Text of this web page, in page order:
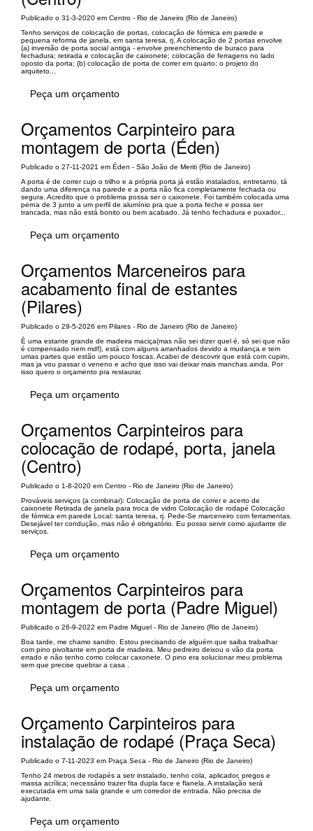
Publicado o 31-3-2020 em Centro - Rio de Janeiro (Rio de Janeiro)
Tenho serviços de colocação de portas, colocação de fórmica em parede e
pequena reforma de janela, em santa teresa, rj. A colocação de 2 portas envolve
(a) inversão de porta social antiga - envolve preenchimento de buraco para
fechadura; retirada e colocação de caixonete; colocação de ferragens no lado
oposto da porta; (b) colocação de porta de correr em quarto; o projeto do
arquiteto...
Peça um orçamento
Orçamentos Carpinteiro para
montagem de porta (Éden)
Publicado o 27-11-2021 em Éden - São João de Meriti (Rio de Janeiro)
A porta é de correr cujo o trilho e a própria porta já estão instalados, entretanto, tá
dando uma diferença na parede e a porta não fica completamente fechada ou
segura. Acredito que o problema possa ser o caixonete. Foi também colocada uma
perna de 3 junto a um perfil de alumínio pra que a porta feche e possa ser
trancada, mas não está bonito ou bem acabado. Já tenho fechadura e puxador...
Peça um orçamento
Orçamentos Marceneiros para
acabamento final de estantes
(Pilares)
Publicado o 29-5-2026 em Pilares - Rio de Janeiro (Rio de Janeiro)
È uma estante grande de madeira maciça(mas não sei dizer quel é, só sei que não
é compensado nem mdf), está com alguns arranhados devido a mudança e tem
umas partes que estão um pouco foscas. Acabei de descovrir que está com cupim,
mas ja vou passar o veneno e acho que isso vai deixar mais manchas ainda. Por
isso quero o orçamento pra restaurar,
Peça um orçamento
Orçamentos Carpinteiros para
colocação de rodapé, porta, janela
(Centro)
Publicado o 1-8-2020 em Centro - Rio de Janeiro (Rio de Janeiro)
Prováveis serviços (a combinar): Colocação de porta de correr e acerto de
caixonete Retirada de janela para troca de vidro Colocação de rodapé Colocação
de fórmica em parede Local: santa teresa, rj. Pede-Se marceneiro com ferramentas.
Desejável ter condução, mas não é obrigatório. Eu posso servir como ajudante de
serviços.
Peça um orçamento
Orçamentos Carpinteiros para
montagem de porta (Padre Miguel)
Publicado o 26-9-2022 em Padre Miguel - Rio de Janeiro (Rio de Janeiro)
Boa tarde, me chamo sandro. Estou precisando de alguém que saiba trabalhar
com pino pivoltante em porta de madeira. Meu pedreiro deixou o vão da porta
errado e não tenho como colocar caxonete. O pino era solucionar meu problema
sem que precise quebrar a casa .
Peça um orçamento
Orçamento Carpinteiros para
instalação de rodapé (Praça Seca)
Publicado o 7-11-2023 em Praça Seca - Rio de Janeiro (Rio de Janeiro)
Tenho 24 metros de rodapés a setr instalado, tenho cola, aplicador, pregos e
massa acrílica; necessário trazer fita dupla face e flanela. A instalação será
executada em uma sala grande e um corredor de entrada. Não precisa de
ajudante.
Peça um orçamento